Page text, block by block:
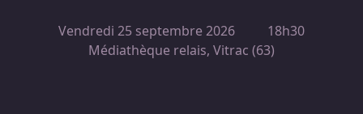
Vendredi 25 septembre 2026
18h30
Médiathèque relais, Vitrac (63)